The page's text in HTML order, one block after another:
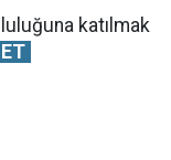
katılmak